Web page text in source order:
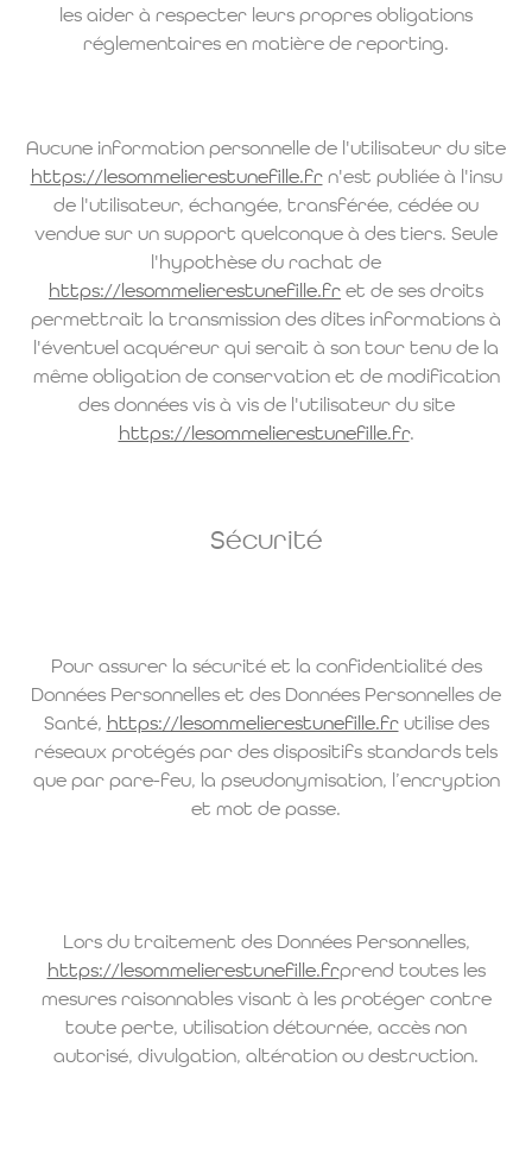
les aider à respecter leurs propres obligations
réglementaires en matière de reporting.
Aucune information personnelle de l'utilisateur du site
https://lesommelierestunefille.frn'est publiée à l'insu
de l'utilisateur, échangée, transférée, cédée ou
vendue sur un support quelconque à des tiers. Seule
l'hypothèse du rachat de
https://lesommelierestunefille.fr et de ses droits
permettrait la transmission des dites informations à
l'éventuel acquéreur qui serait à son tour tenu de la
même obligation de conservation et de modification
des données vis à vis de l'utilisateur du site
https://lesommelierestunefille.fr.
Sécurité
Pour assurer la sécurité et la confidentialité des
Données Personnelles et des Données Personnelles de
Santé, https://lesommelierestunefille.frutilise des
réseaux protégés par des dispositifs standards tels
que par pare-feu, la pseudonymisation, l’encryption
et mot de passe.
Lors du traitement des Données Personnelles,
https://lesommelierestunefille.frprend toutes les
mesures raisonnables visant à les protéger contre
toute perte, utilisation détournée, accès non
autorisé, divulgation, altération ou destruction.